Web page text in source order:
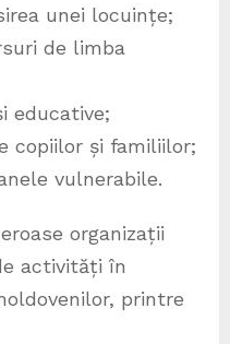
unei locuințe;
de limba
educative;
copiilor și familiilor;
vulnerabile.
organizații
activități în
printre